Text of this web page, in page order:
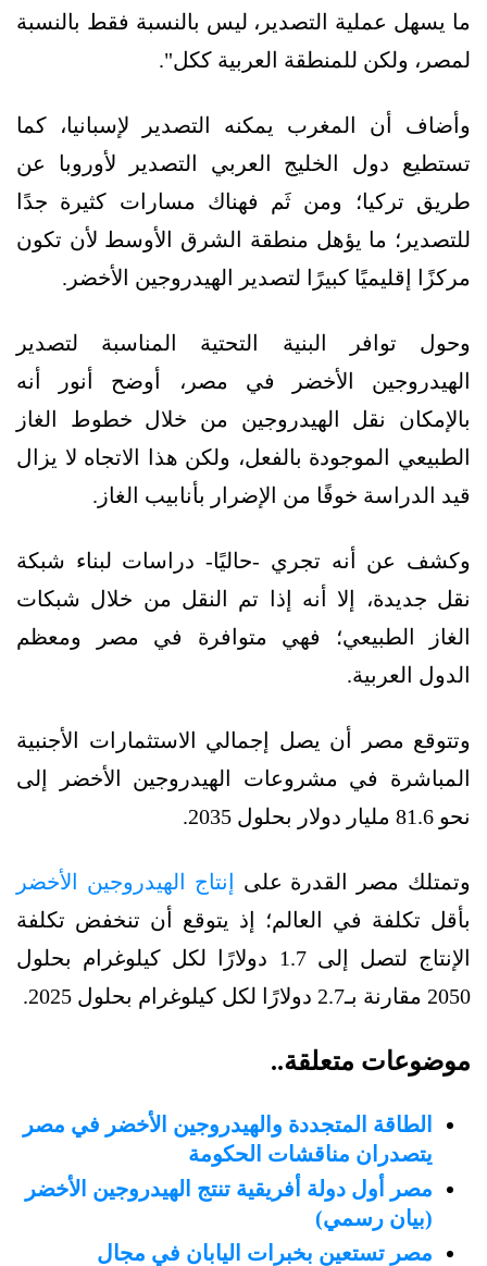
ما يسهل عملية التصدير، ليس بالنسبة فقط بالنسبة
لمصر، ولكن للمنطقة العربية ككل".
وأضاف أن المغرب يمكنه التصدير لإسبانيا، كما
تستطيع دول الخليج العربي التصدير لأوروبا عن
طريق تركيا؛ ومن ثَم فهناك مسارات كثيرة جدًا
للتصدير؛ ما يؤهل منطقة الشرق الأوسط لأن تكون
مركزًا إقليميًا كبيرًا لتصدير الهيدروجين الأخضر.
وحول توافر البنية التحتية المناسبة لتصدير
الهيدروجين الأخضر في مصر، أوضح أنور أنه
بالإمكان نقل الهيدروجين من خلال خطوط الغاز
الطبيعي الموجودة بالفعل، ولكن هذا الاتجاه لا يزال
قيد الدراسة خوفًا من الإضرار بأنابيب الغاز.
وكشف عن أنه تجري -حاليًا- دراسات لبناء شبكة
نقل جديدة، إلا أنه إذا تم النقل من خلال شبكات
الغاز الطبيعي؛ فهي متوافرة في مصر ومعظم
الدول العربية.
وتتوقع مصر أن يصل إجمالي الاستثمارات الأجنبية
المباشرة في مشروعات الهيدروجين الأخضر إلى
نحو 81.6 مليار دولار بحلول 2035.
وتمتلك مصر القدرة على
إنتاج الهيدروجين الأخضر
بأقل تكلفة في العالم؛ إذ يتوقع أن تنخفض تكلفة
الإنتاج لتصل إلى 1.7 دولارًا لكل كيلوغرام بحلول
2050 مقارنة بـ2.7 دولارًا لكل كيلوغرام بحلول 2025.
موضوعات متعلقة..
الطاقة المتجددة والهيدروجين الأخضر في مصر
يتصدران مناقشات الحكومة
مصر أول دولة أفريقية تنتج الهيدروجين الأخضر
(بيان رسمي)
مصر تستعين بخبرات اليابان في مجال